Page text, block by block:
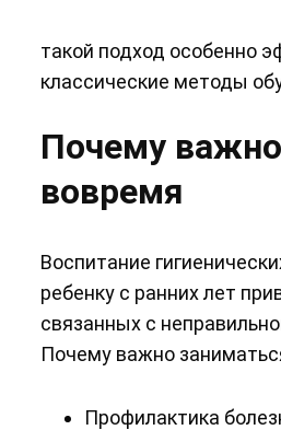
такой подход особенно
классические методы
Почему
вовремя
Воспитание
ребенку с ранних лет
связанных с
Почему важно
Профилактика